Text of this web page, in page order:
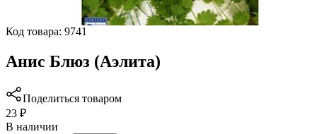
Код товара: 9741
Анис Блюз (Аэлита)
Поделиться товаром
23 ₽
В наличии